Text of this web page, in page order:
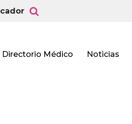
Directorio Médico Noticias